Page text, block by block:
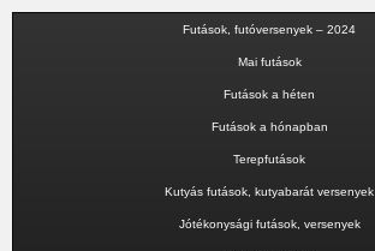
Futások, futóversenyek – 2024
Mai futások
Futások a héten
Futások a hónapban
Terepfutások
Kutyás futások, kutyabarát versenyek
Jótékonysági futások, versenyek